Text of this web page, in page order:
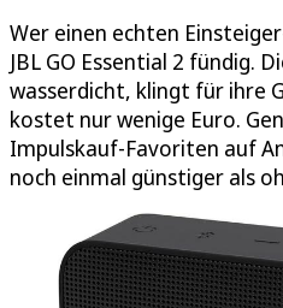
Wer einen echten
JBL GO Essential 2 fündig.
wasserdicht, klingt für ihre
kostet nur wenige Euro.
Impulskauf-Favoriten auf
noch einmal günstiger als